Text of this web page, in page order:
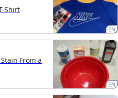
Shirt
EN
From a
EN